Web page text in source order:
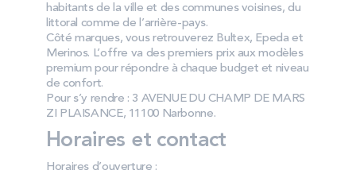
Storelocator
ContactMon compte
habitants de la ville et des communes voisines, du
littoral comme de l’arrière‑pays.
Côté marques, vous retrouverez Bultex, Epeda et
Merinos. L’offre va des premiers prix aux modèles
premium pour répondre à chaque budget et niveau
de confort.
Pour s’y rendre : 3 AVENUE DU CHAMP DE MARS
ZI PLAISANCE, 11100 Narbonne.
Horaires et contact
Horaires d’ouverture :